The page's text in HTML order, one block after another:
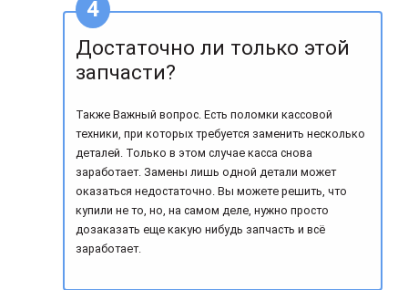
Достаточно ли только этой
запчасти?
Также Важный вопрос. Есть поломки кассовой
техники, при которых требуется заменить несколько
деталей. Только в этом случае касса снова
заработает. Замены лишь одной детали может
оказаться недостаточно. Вы можете решить, что
купили не то, но, на самом деле, нужно просто
дозаказать еще какую нибудь запчасть и всё
заработает.